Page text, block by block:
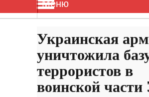
Меню
Украинская
уничтожила
террористов в
воинской части